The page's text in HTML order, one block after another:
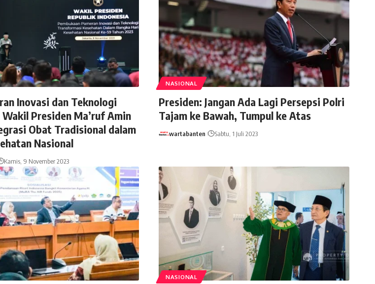
Inovasi dan Teknologi
Presiden Ma’ruf Amin
Obat Tradisional dalam
Nasional
Kamis, 9 November 2023
NASIONAL
Presiden: Jangan Ada Lagi Persepsi Polri
Tajam ke Bawah, Tumpul ke Atas
wartabanten Sabtu, 1 Juli 2023
NASIONAL